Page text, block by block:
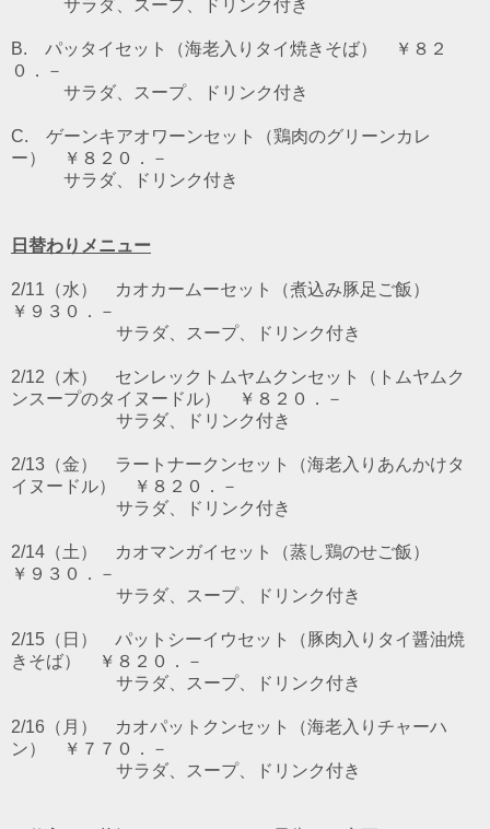
サラダ、スープ、ドリンク付き
B. パッタイセット（海老入りタイ焼きそば） ￥８２
０．－
サラダ、スープ、ドリンク付き
C. ゲーンキアオワーンセット（鶏肉のグリーンカレ
ー） ￥８２０．－
サラダ、ドリンク付き
日替わりメニュー
2/11（水） カオカームーセット（煮込み豚足ご飯）
￥９３０．－
サラダ、スープ、ドリンク付き
2/12（木） センレックトムヤムクンセット（トムヤムク
ンスープのタイヌードル） ￥８２０．－
サラダ、ドリンク付き
2/13（金） ラートナークンセット（海老入りあんかけタ
イヌードル） ￥８２０．－
サラダ、ドリンク付き
2/14（土） カオマンガイセット（蒸し鶏のせご飯）
￥９３０．－
サラダ、スープ、ドリンク付き
2/15（日） パットシーイウセット（豚肉入りタイ醤油焼
きそば） ￥８２０．－
サラダ、スープ、ドリンク付き
2/16（月） カオパットクンセット（海老入りチャーハ
ン） ￥７７０．－
サラダ、スープ、ドリンク付き